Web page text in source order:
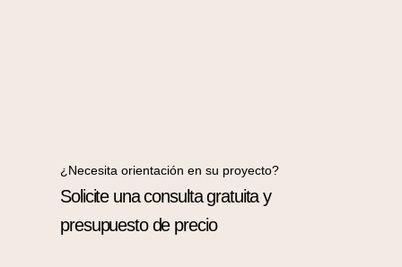
¿Necesita orientación en su proyecto?
Solicite una consulta gratuita y
presupuesto de precio